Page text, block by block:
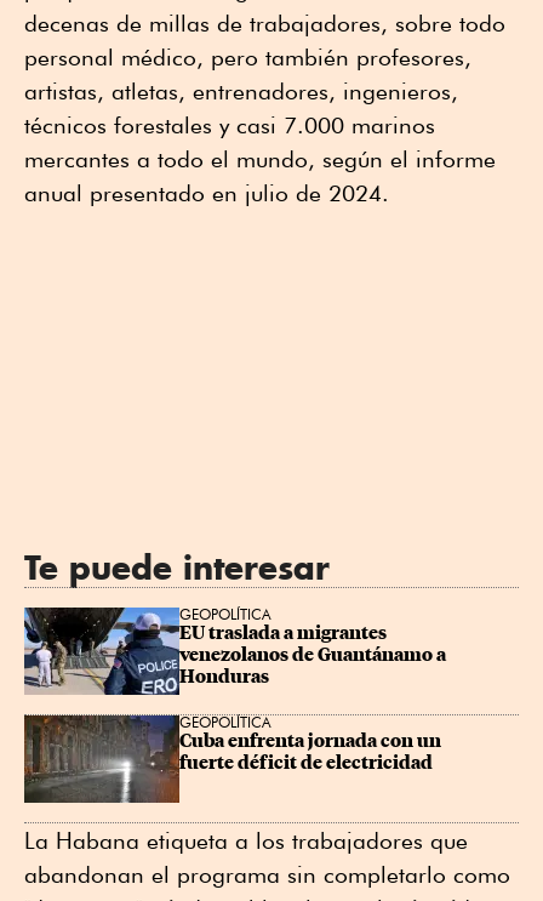
decenas de millas de trabajadores, sobre todo
personal médico, pero también profesores,
artistas, atletas, entrenadores, ingenieros,
técnicos forestales y casi 7.000 marinos
mercantes a todo el mundo, según el informe
anual presentado en julio de 2024.
Te puede interesar
GEOPOLÍTICA
EU traslada a migrantes
venezolanos de Guantánamo a
Honduras
GEOPOLÍTICA
Cuba enfrenta jornada con un
fuerte déficit de electricidad
La Habana etiqueta a los trabajadores que
abandonan el programa sin completarlo como